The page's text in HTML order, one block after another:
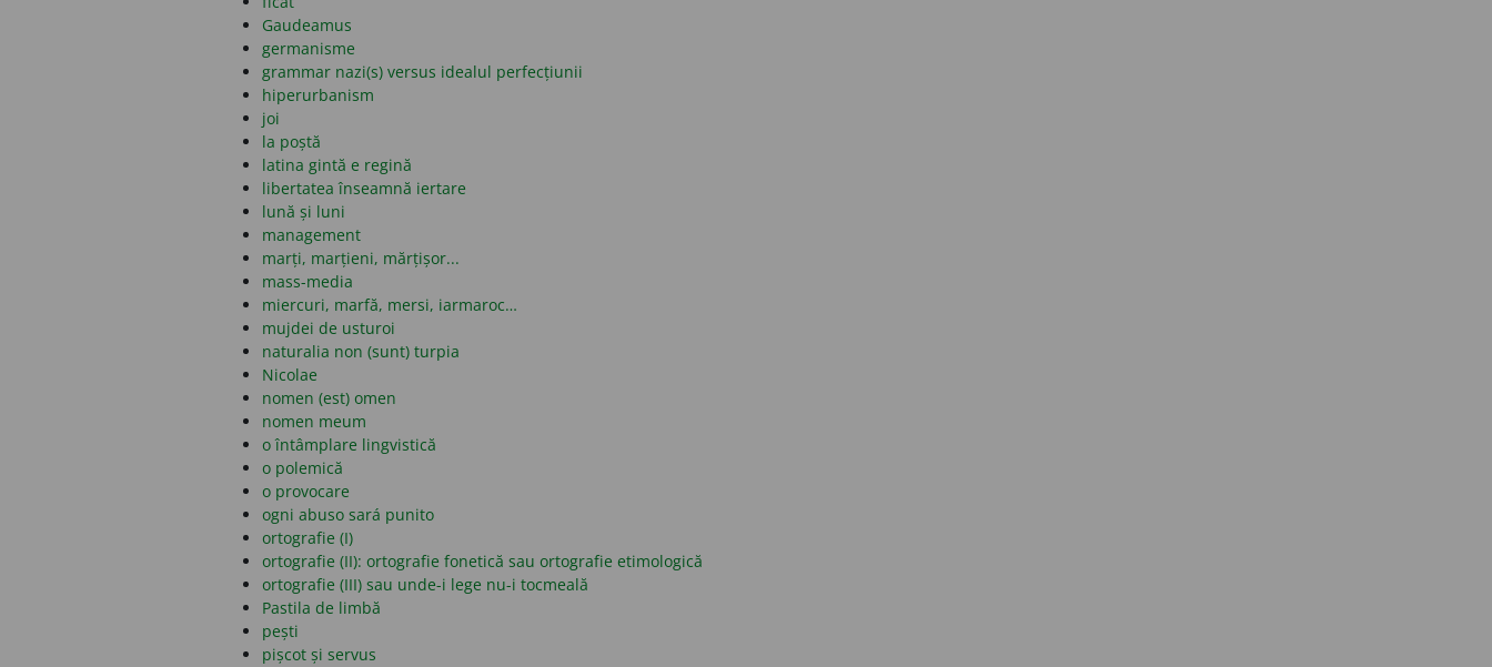
Gaudeamus
germanisme
grammar nazi(s) versus idealul perfecțiunii
hiperurbanism
joi
la poștă
latina gintă e regină
libertatea înseamnă iertare
lună și luni
management
marți, marțieni, mărțișor...
mass-media
miercuri, marfă, mersi, iarmaroc…
mujdei de usturoi
naturalia non (sunt) turpia
Nicolae
nomen (est) omen
nomen meum
o întâmplare lingvistică
o polemică
o provocare
ogni abuso sará punito
ortografie (I)
ortografie (II): ortografie fonetică sau ortografie etimologică
ortografie (III) sau unde-i lege nu-i tocmeală
Pastila de limbă
pești
pișcot și servus